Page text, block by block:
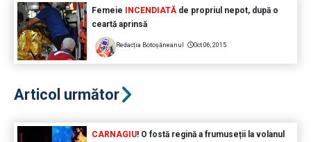
Femeie INCENDIATĂ de propriul nepot, după o
ceartă aprinsă
Redacția Botoșăneanul Oct 06, 2015
Articol următor
CARNAGIU! O fostă regină a frumuseții la volanul